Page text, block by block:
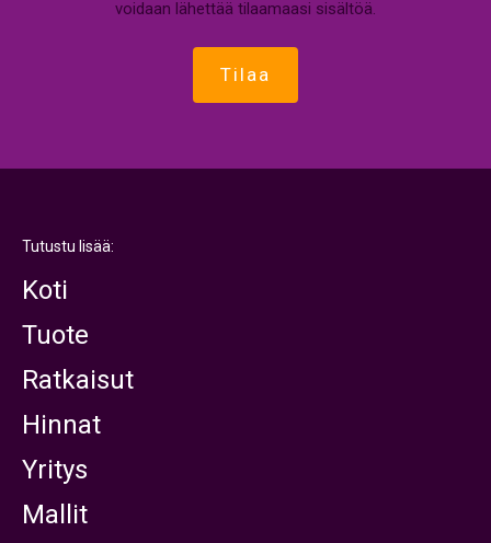
voidaan lähettää tilaamaasi sisältöä.
Tutustu lisää:
Koti
Tuote
Ratkaisut
Hinnat
Yritys
Mallit